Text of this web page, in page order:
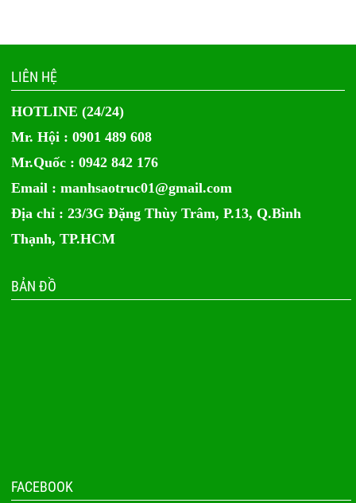
LIÊN HỆ
HOTLINE (24/24)
Mr. Hội : 0901 489 608
Mr.Quốc : 0942 842 176
Email :manhsaotruc01@gmail.com
Địa chỉ : 23/3G Đặng Thùy Trâm, P.13, Q.Bình
Thạnh, TP.HCM
BẢN ĐỒ
FACEBOOK